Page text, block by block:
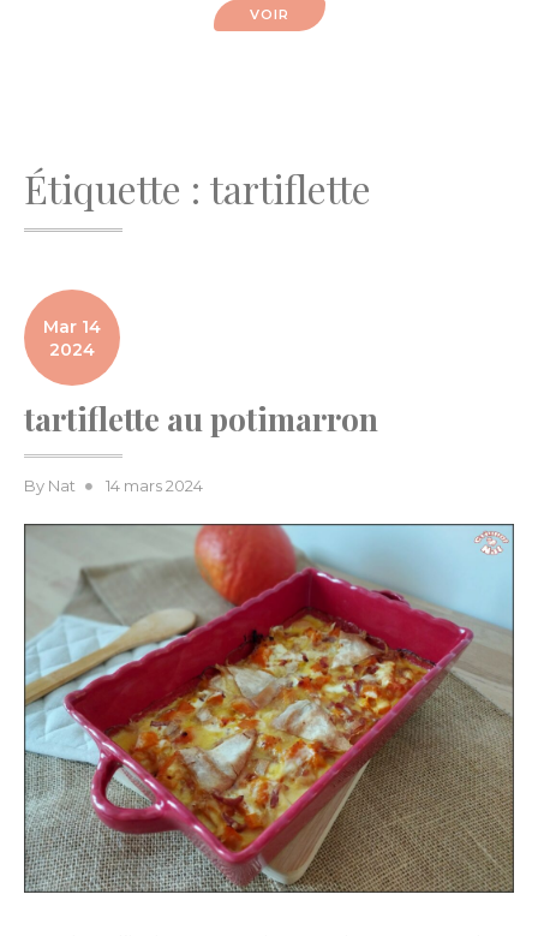
VOIR
Étiquette : tartiflette
Mar 14
2024
tartiflette au potimarron
By Nat
Posted
14 mars 2024